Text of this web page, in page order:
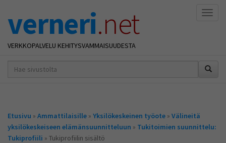
verneri.net
VERKKOPALVELU KEHITYSVAMMAISUUDESTA
hakusana(t)
Olet
täällä
Etusivu » Ammattilaisille » Yksilökeskeinen työote » Välineitä
yksilökeskeiseen elämänsuunnitteluun » Tukitoimien suunnittelu:
Tukiprofiili » Tukiprofiilin sisältö